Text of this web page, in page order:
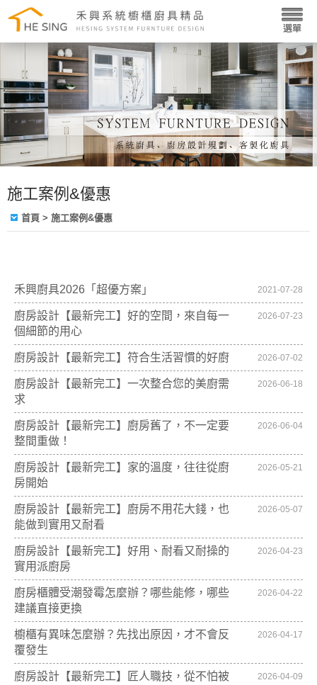
施工案例&優惠
首頁 > 施工案例&優惠
禾興廚具2026「超優方案」 2021-07-28
廚房設計【最新完工】好的空間，來自每一
個細節的用心
2026-07-23
廚房設計【最新完工】符合生活習慣的好廚 2026-07-02
廚房設計【最新完工】一次整合您的美廚需
求
2026-06-18
廚房設計【最新完工】廚房舊了，不一定要
整間重做！
2026-06-04
廚房設計【最新完工】家的溫度，往往從廚
房開始
2026-05-21
廚房設計【最新完工】廚房不用花大錢，也
能做到實用又耐看
2026-05-07
廚房設計【最新完工】好用、耐看又耐操的
實用派廚房
2026-04-23
廚房櫃體受潮發霉怎麼辦？哪些能修，哪些
建議直接更換
2026-04-22
櫥櫃有異味怎麼辦？先找出原因，才不會反
覆發生
2026-04-17
廚房設計【最新完工】匠人職技，從不怕被
2026-04-09